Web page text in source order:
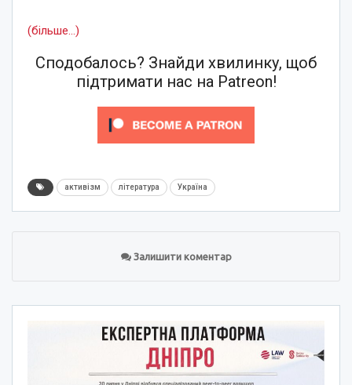
(більше…)
Сподобалось? Знайди хвилинку, щоб
підтримати нас на Patreon!
активізм література Україна
Залишити коментар